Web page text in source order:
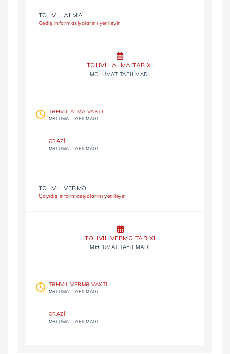
TƏHVIL ALMA
Gediş informasiyalarını yeniləyin
TƏHVIL ALMA TARİXİ
MƏLUMAT TAPILMADI
TƏHVIL ALMA VAXTI
MƏLUMAT TAPILMADI
ƏRAZİ
MƏLUMAT TAPILMADI
TƏHVIL VERMƏ
Qayıdış informasiyalarını yeniləyin
TƏHVIL VERMƏ TARİXİ
MƏLUMAT TAPILMADI
TƏHVIL VERMƏ VAXTI
MƏLUMAT TAPILMADI
ƏRAZİ
MƏLUMAT TAPILMADI